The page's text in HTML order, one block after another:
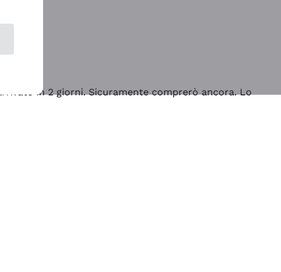
in 2 giorni. Sicuramente comprerò ancora. Lo